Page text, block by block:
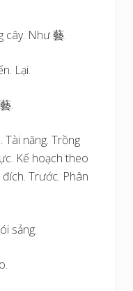
cây. Như 藝.
Lại.
.
năng. Trồng
Kế hoạch theo
Trước. Phân
sảng.